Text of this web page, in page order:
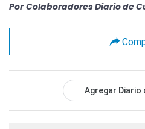
Por Colaboradores Diario de
Agregar Diario